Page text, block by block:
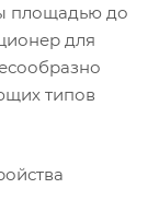
площадью до
для
типов